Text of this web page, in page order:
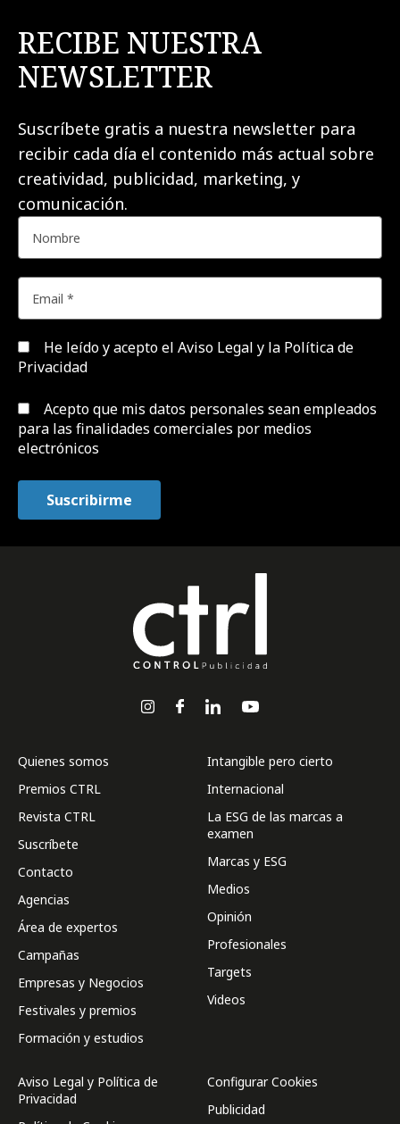
RECIBE NUESTRA
NEWSLETTER
Suscríbete gratis a nuestra newsletter para
recibir cada día el contenido más actual sobre
creatividad, publicidad, marketing, y
comunicación.
He leído y acepto el Aviso Legal y la Política de
Privacidad
Acepto que mis datos personales sean empleados
para las finalidades comerciales por medios
electrónicos
Quienes somos
Premios CTRL
Revista CTRL
Suscríbete
Contacto
Agencias
Área de expertos
Campañas
Empresas y Negocios
Festivales y premios
Formación y estudios
Intangible pero cierto
Internacional
La ESG de las marcas a
examen
Marcas y ESG
Medios
Opinión
Profesionales
Targets
Videos
Aviso Legal y Política de
Privacidad
Configurar Cookies
Publicidad